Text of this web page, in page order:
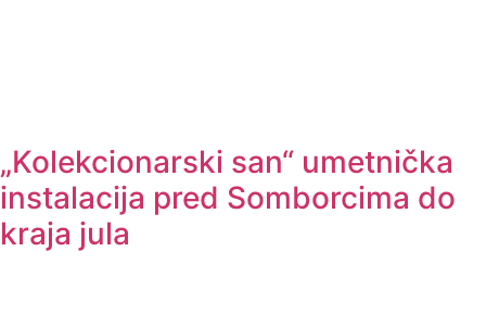
„Kolekcionarski san“ umetnička
instalacija pred Somborcima do
kraja jula